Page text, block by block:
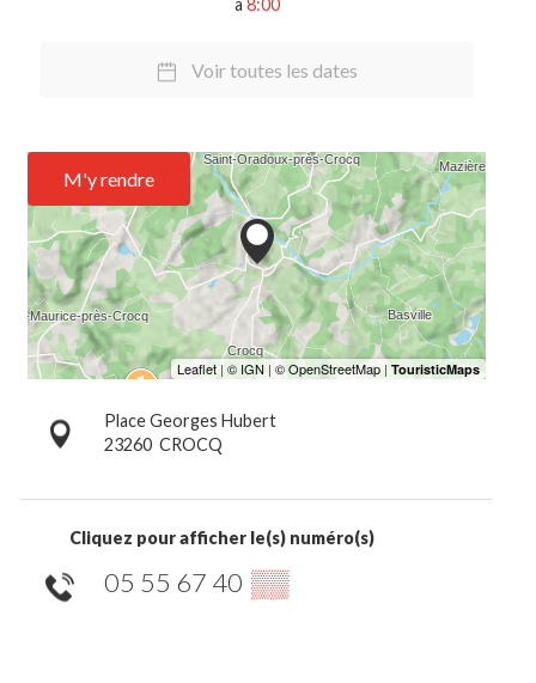
Voir toutes les dates
M'y rendre
Place Georges Hubert
23260 CROCQ
Cliquez pour afficher le(s) numéro(s)
05 55 67 40 ▒▒